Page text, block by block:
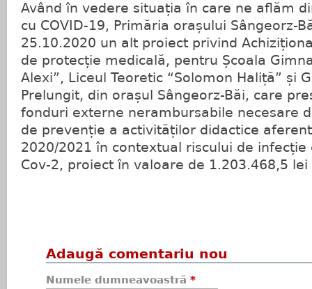
Având în vedere situația în care ne aflăm
cu COVID-19, Primăria orașului Sângeorz-
25.10.2020 un alt proiect privind
de protecție medicală, pentru Școala
Alexi”, Liceul Teoretic “Solomon Haliță” și
Prelungit, din orașul Sângeorz-Băi, care
fonduri externe nerambursabile necesare
de prevenție a activităților didactice
2020/2021 în contextual riscului de infecție
Cov-2, proiect în valoare de 1.203.468,5 lei
Adaugă comentariu nou
Numele dumneavoastră *